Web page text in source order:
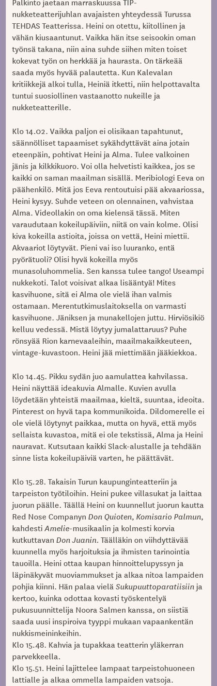
nukketeatterijuhlan avajaisten yhteydessä Turussa
TEHDAS Teatterissa. Heini on otettu, kiitollinen ja
vähän kiusaantunut. Vaikka hän itse seisookin oman
työnsä takana, niin aina suhde siihen miten toiset
kokevat työn on herkkää ja haurasta. On tärkeää
saada myös hyvää palautetta. Kun Kalevalan
kritiikkejä alkoi tulla, Heiniä itketti, niin helpottavalta
tuntui suosiollinen vastaanotto nukeille ja
nukketeatterille.
Klo 14.02. Vaikka paljon ei olisikaan tapahtunut,
säännölliset tapaamiset sykähdyttävät aina jotain
eteenpäin, pohtivat Heini ja Alma. Tulee valkoinen
jänis ja kilkkikuoro. Voi olla helvetisti kaikkea, jos se
kaikki on saman maailman sisällä. Meribiologi Eeva on
päähenkilö. Mitä jos Eeva rentoutuisi pää akvaariossa,
Heini kysyy. Suhde veteen on olennainen, vahvistaa
Alma. Videollakin on oma kielensä tässä. Miten
varaudutaan kokeilupäiviin, niitä on vain kolme. Olisi
kiva kokeilla astioita, joissa on vettä, Heini miettii.
Akvaariot löytyvät. Pieni vai iso luuranko, entä
pyörätuoli? Olisi hyvä kokeilla myös
munasoluhommelia. Sen kanssa tulee tango! Useampi
nukkekoti. Talot voisivat alkaa lisääntyä! Mites
kasvihuone, sitä ei Alma ole vielä ihan valmis
ostamaan. Merentutkimuslaitoksella on varmasti
kasvihuone. Jäniksen ja munakellojen juttu. Hirviösikiö
kelluu vedessä. Mistä löytyy jumalattaruus? Puhe
rönsyää Rion karnevaaleihin, maailmakaikkeuteen,
vintage-kuvastoon. Heini jää miettimään jääkiekkoa.
Klo 14.45. Pikku sydän juo aamulattea kahvilassa.
Heini näyttää ideakuvia Almalle. Kuvien avulla
löydetään yhteistä maailmaa, kieltä, suuntaa, ideoita.
Pinterest on hyvä tapa kommunikoida. Dildomerelle ei
ole vielä löytynyt paikkaa, mutta on hyvä, että myös
sellaista kuvastoa, mitä ei ole tekstissä, Alma ja Heini
nauravat. Kutsutaan kaikki Slack-alustalle ja tehdään
sinne lista kokeilupäiviä varten, he päättävät.
Klo 15.28. Takaisin Turun kaupunginteatteriin ja
tarpeiston työtiloihin. Heini pukee villasukat ja laittaa
juorun päälle. Täällä Heini on kuunnellut juorun kautta
Red Nose Companyn Don Quioten, Komisario Palmun,
kahdestiAmelie-musikaalin ja kolmesti korvia
kutkuttavan Don Juanin. Täälläkin on viihdyttävää
kuunnella myös harjoituksia ja ihmisten tarinointia
tauoilla. Heini ottaa kaupan hinnoittelupyssyn ja
läpinäkyvät muoviammukset ja alkaa nitoa lampaiden
pohjia kiinni. Hän palaa vieläSukupuuttoparatiisiinja
kertoo, kuinka odottaa kovasti työskentelyä
pukusuunnittelija Noora Salmen kanssa, on siistiä
saada uusi inspiroiva tyyppi mukaan vapaankentän
nukkismeininkeihin.
Klo 15.48. Kahvia ja tupakkaa teatterin yläkerran
parvekkeella.
Klo 15.51. Heini lajittelee lampaat tarpeistohuoneen
lattialle ja alkaa ommella lampaiden vatsoja.